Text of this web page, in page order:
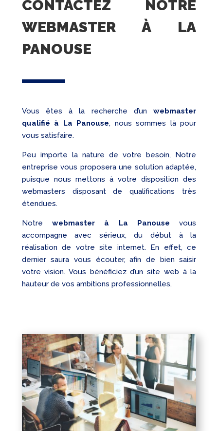
CONTACTEZ NOTRE
WEBMASTER À LA
PANOUSE
Vous êtes à la recherche d’unwebmaster
qualifié à La Panouse, nous sommes là pour
vous satisfaire.
Peu importe la nature de votre besoin, Notre
entreprise vous proposera une solution adaptée,
puisque nous mettons à votre disposition des
webmasters disposant de qualifications très
étendues.
Notrewebmaster à La Panouse vous
accompagne avec sérieux, du début à la
réalisation de votre site internet. En effet, ce
dernier saura vous écouter, afin de bien saisir
votre vision. Vous bénéficiez d’un site web à la
hauteur de vos ambitions professionnelles.